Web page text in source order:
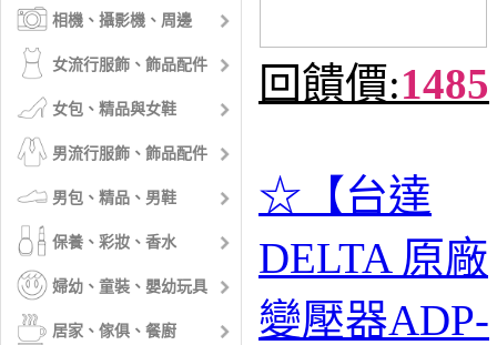
相機、攝影機、周邊
女流行服飾、飾品配件
女包、精品與女鞋
男流行服飾、飾品配件
男包、精品、男鞋
保養、彩妝、香水
婦幼、童裝、嬰幼玩具
居家、傢俱、餐廚
回饋價:1485
☆【台達
DELTA 原廠
變壓器ADP-